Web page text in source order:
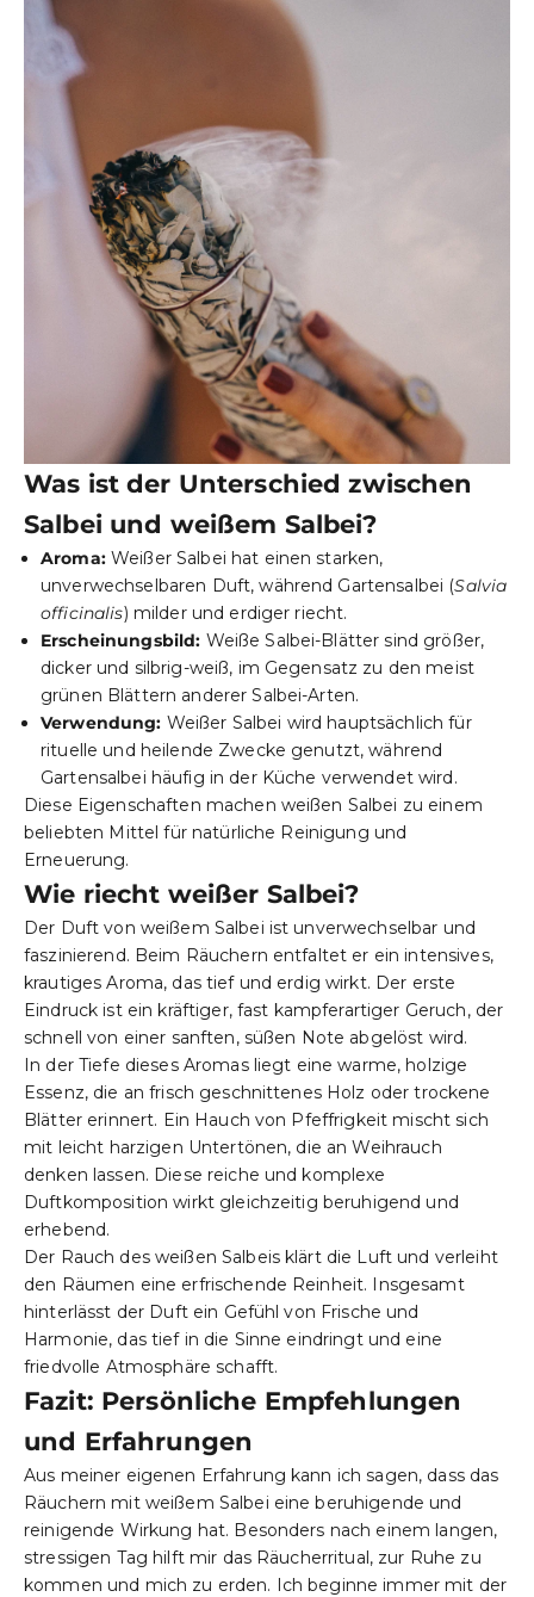
Was ist der Unterschied zwischen
Salbei und weißem Salbei?
Aroma:Weißer Salbei hat einen starken,
unverwechselbaren Duft, während Gartensalbei (Salvia
officinalis) milder und erdiger riecht.
Erscheinungsbild: Weiße Salbei-Blätter sind größer,
dicker und silbrig-weiß, im Gegensatz zu den meist
grünen Blättern anderer Salbei-Arten.
Verwendung: Weißer Salbei wird hauptsächlich für
rituelle und heilende Zwecke genutzt, während
Gartensalbei häufig in der Küche verwendet wird.
Diese Eigenschaften machen weißen Salbei zu einem
beliebten Mittel für natürliche Reinigung und
Erneuerung.
Wie riecht weißer Salbei?
Der Duft von weißem Salbei ist unverwechselbar und
faszinierend. Beim Räuchern entfaltet er ein intensives,
krautiges Aroma, das tief und erdig wirkt. Der erste
Eindruck ist ein kräftiger, fast kampferartiger Geruch, der
schnell von einer sanften, süßen Note abgelöst wird.
In der Tiefe dieses Aromas liegt eine warme, holzige
Essenz, die an frisch geschnittenes Holz oder trockene
Blätter erinnert. Ein Hauch von Pfeffrigkeit mischt sich
mit leicht harzigen Untertönen, die an Weihrauch
denken lassen. Diese reiche und komplexe
Duftkomposition wirkt gleichzeitig beruhigend und
erhebend.
Der Rauch des weißen Salbeis klärt die Luft und verleiht
den Räumen eine erfrischende Reinheit. Insgesamt
hinterlässt der Duft ein Gefühl von Frische und
Harmonie, das tief in die Sinne eindringt und eine
friedvolle Atmosphäre schafft.
Fazit: Persönliche Empfehlungen
und Erfahrungen
Aus meiner eigenen Erfahrung kann ich sagen, dass das
Räuchern mit weißem Salbei eine beruhigende und
reinigende Wirkung hat. Besonders nach einem langen,
stressigen Tag hilft mir das Räucherritual, zur Ruhe zu
kommen und mich zu erden. Ich beginne immer mit der